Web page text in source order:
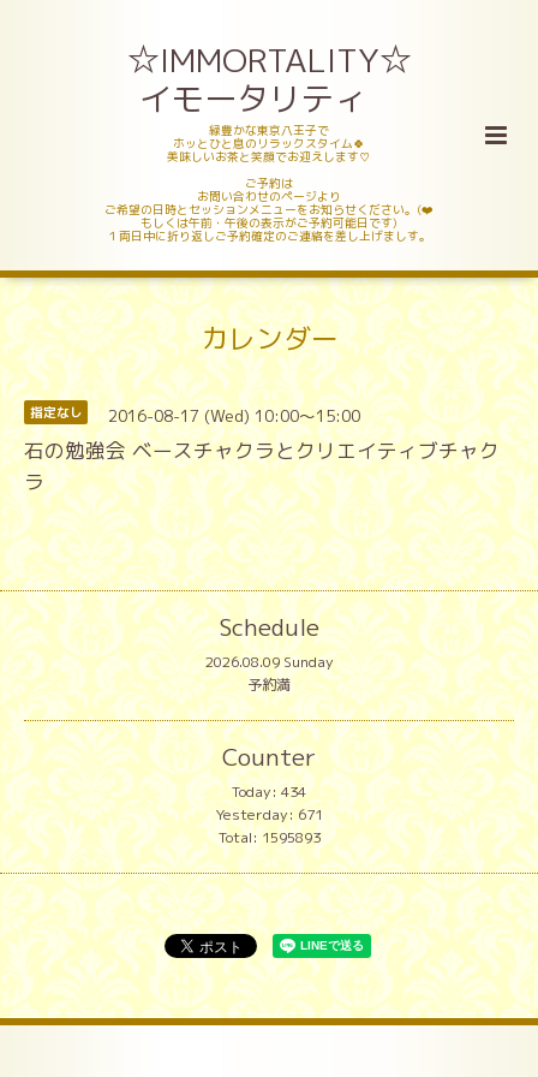
☆IMMORTALITY☆
イモータリティ
緑豊かな東京八王子で
ホッとひと息のリラックスタイム🍀
美味しいお茶と笑顔でお迎えします♡
ご予約は
お問い合わせのページより
ご希望の日時とセッションメニューをお知らせください。(❤️
もしくは午前・午後の表示がご予約可能日です)
１両日中に折り返しご予約確定のご連絡を差し上げましす。
カレンダー
指定なし 2016-08-17 (Wed) 10:00～15:00
石の勉強会 ベースチャクラとクリエイティブチャク
ラ
Schedule
2026.08.09 Sunday
予約満
Counter
Today:434
Yesterday:671
Total:1595893